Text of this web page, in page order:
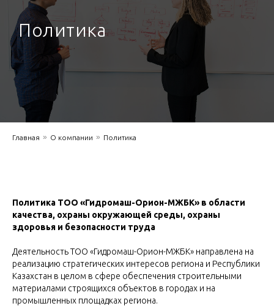
Политика
Главная » О компании » Политика
Политика ТОО «Гидромаш-Орион-МЖБК» в области
качества, охраны окружающей среды, охраны
здоровья и безопасности труда
Деятельность ТОО «Гидромаш-Орион-МЖБК» направлена на
реализацию стратегических интересов региона и Республики
Казахстан в целом в сфере обеспечения строительными
материалами строящихся объектов в городах и на
промышленных площадках региона.